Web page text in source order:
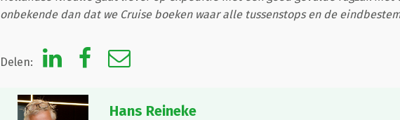
onbekende dan dat we Cruise boeken waar alle tussenstops en de
Delen:
Hans Reineke